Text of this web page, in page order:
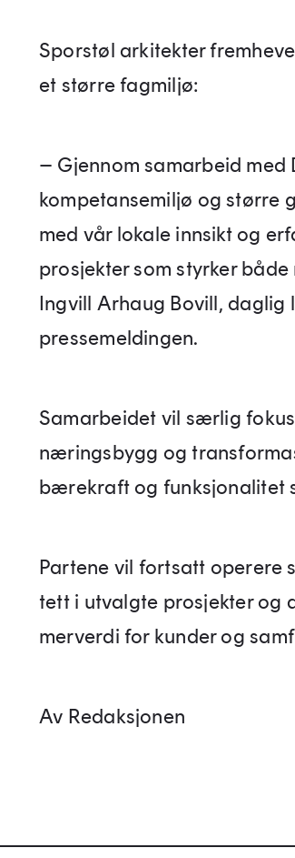
Sporstøl arkitekter
et større fagmiljø:
– Gjennom samarbeid
kompetansemiljø og større
med vår lokale innsikt og
prosjekter som styrker
Ingvill Arhaug Bovill, daglig
pressemeldingen.
Samarbeidet vil særlig
næringsbygg og
bærekraft og funksjonalitet
Partene vil fortsatt operere
tett i utvalgte prosjekter og
merverdi for kunder og
Av Redaksjonen